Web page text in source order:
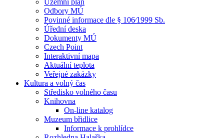
Územní plán
Odbory MÚ
Povinné informace dle § 106⁄1999 Sb.
Úřední deska
Dokumenty MÚ
Czech Point
Interaktivní mapa
Aktuální teplota
Veřejné zakázky
Kultura a volný čas
Středisko volného času
Knihovna
On-line katalog
Muzeum břidlice
Informace k prohlídce